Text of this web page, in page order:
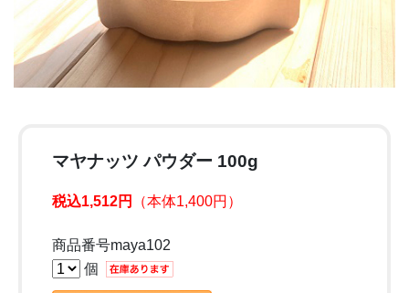
マヤナッツ パウダー 100g
税込1,512円 （本体1,400円）
商品番号maya102
個